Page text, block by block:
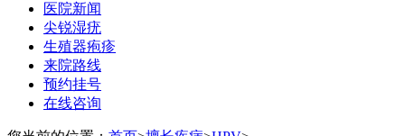
医院新闻
尖锐湿疣
生殖器疱疹
来院路线
预约挂号
在线咨询